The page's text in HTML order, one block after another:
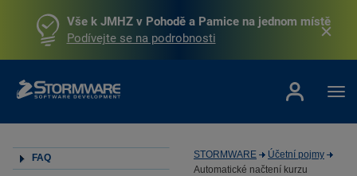
Vše k JMHZ v Pohodě a Pamice na jednom místě
Podívejte se na podrobnosti
FAQ STORMWARE
Účetní pojmy
Automatické načtení kurzu